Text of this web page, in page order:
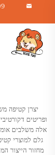
יצרן קטיפה
ופריטים
אלה משלבים
גלם למוצרי
מחזור הייצור